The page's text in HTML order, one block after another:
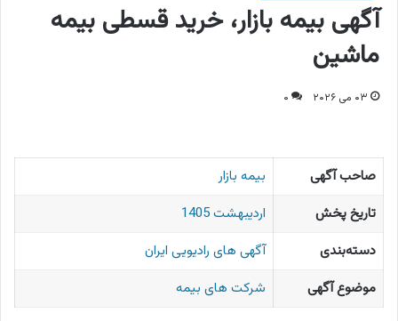
آگهی بیمه بازار، خرید قسطی بیمه
ماشین
۰۳ می ۲۰۲۶ ۰
صاحب آگهی
بیمه بازار
تاریخ پخش
اردیبهشت 1405
دسته‌بندی
آگهی های رادیویی ایران
موضوع آگهی
شرکت های بیمه